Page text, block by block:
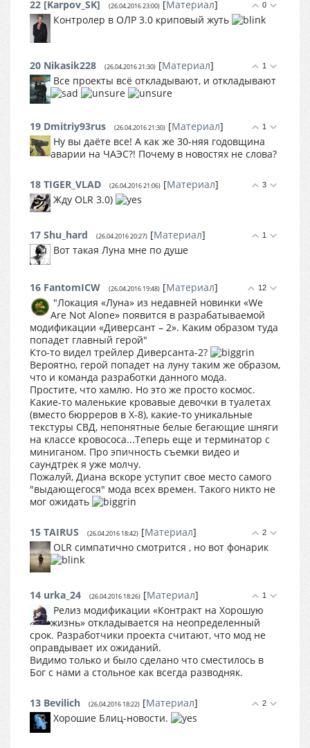
0
22 [Karpov_SK] (26.04.2016 23:00) [Материал]
Контролер в ОЛР 3.0 криповый жуть
1
20 Nikasik228 (26.04.2016 21:30) [Материал]
Все проекты всё откладывают, и откладывают
1
19 Dmitriy93rus (26.04.2016 21:30) [Материал]
Ну вы даёте все! А как же 30-няя годовщина
аварии на ЧАЭС?! Почему в новостях не слова?
3
18 TIGER_VLAD (26.04.2016 21:06) [Материал]
Жду OLR 3.0)
1
17 Shu_hard (26.04.2016 20:27) [Материал]
Вот такая Луна мне по душе
12
16 FantomICW (26.04.2016 19:48) [Материал]
"Локация «Луна» из недавней новинки «We
Are Not Alone» появится в разрабатываемой
модификации «Диверсант – 2». Каким образом туда
попадет главный герой"
Кто-то видел трейлер Диверсанта-2?
Вероятно, герой попадет на луну таким же образом,
что и команда разработки данного мода.
Простите, что хамлю. Но это же просто космос.
Какие-то маленькие кровавые девочки в туалетах
(вместо бюрреров в Х-8), какие-то уникальные
текстуры СВД, непонятные белые бегающие шняги
на классе кровососа...Теперь еще и терминатор с
миниганом. Про эпичность съемки видео и
саундтрек я уже молчу.
Пожалуй, Диана вскоре уступит свое место самого
"выдающегося" мода всех времен. Такого никто не
мог ожидать
2
15 TAIRUS (26.04.2016 18:42) [Материал]
OLR симпатично смотрится , но вот фонарик
1
14 urka_24 (26.04.2016 18:26) [Материал]
Релиз модификации «Контракт на Хорошую
жизнь» откладывается на неопределенный
срок. Разработчики проекта считают, что мод не
оправдывает их ожиданий.
Видимо только и было сделано что сместилось в
Бог с нами а стольное как всегда разводняк.
2
13 Bevilich (26.04.2016 18:22) [Материал]
Хорошие Блиц-новости.